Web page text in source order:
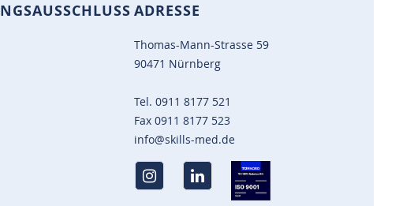
ADRESSE
Thomas-Mann-Strasse 59
90471 Nürnberg
Tel. 0911 8177 521
Fax 0911 8177 523
info@skills-med.de